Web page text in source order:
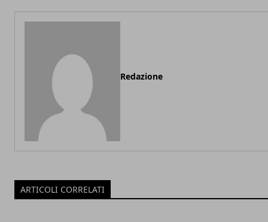
Redazione
ARTICOLI CORRELATI